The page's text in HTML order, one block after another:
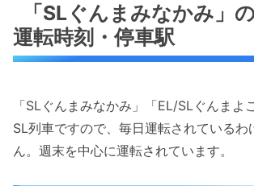
「SLぐんまみなかみ」
運転時刻・停車駅
「SLぐんまみなかみ」「EL/SLぐんまよ
SL列車ですので、毎日運転されているわ
ん。週末を中心に運転されています。